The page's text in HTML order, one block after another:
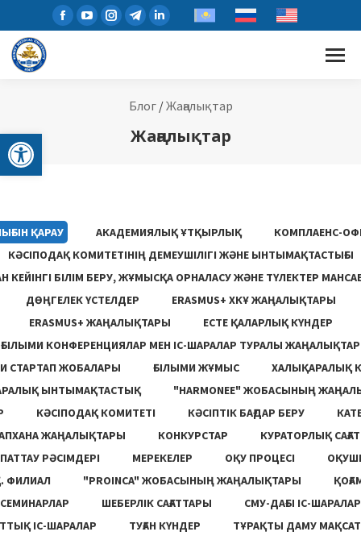
Open toolbar
Блог/Жаңалықтар
Жаңалықтар
ҚАРАУ АКАДЕМИЯЛЫҚ ҰТҚЫРЛЫҚ
КОМПЛАЕНС-
КӘСІПОДАҚ КОМИТЕТІНІҢ ДЕМЕУШІЛІГІ ЖӘНЕ ЫНТЫМАҚТАСТЫҒЫ
КЕЙІНГІ БІЛІМ БЕРУ, ЖҰМЫСҚА ОРНАЛАСУ ЖƏНЕ ТҮЛЕКТЕР
ДӨҢГЕЛЕК ҮСТЕЛДЕР
ERASMUS+ ХКҰ ЖАҢАЛЫҚТАРЫ
ERASMUS+ ЖАҢАЛЫҚТАРЫ
ЕСТЕ ҚАЛАРЛЫҚ КҮНДЕР
ҒЫЛЫМИ КОНФЕРЕНЦИЯЛАР МЕН ІС-ШАРАЛАР ТУРАЛЫ ЖАҢАЛЫҚТАР
СТАРТАП ЖОБАЛАРЫ
ҒЫЛЫМИ ЖҰМЫС
ХАЛЫҚАРАЛЫҚ
ЫНТЫМАҚТАСТЫҚ
"HARMONEE" ЖОБАСЫНЫҢ
КӘСІПОДАҚ КОМИТЕТІ КӘСІПТІК БАҒДАР БЕРУ
ЖАҢАЛЫҚТАРЫ
КОНКУРСТАР
КУРАТОРЛЫҚ
РӘСІМДЕРІ
МЕРЕКЕЛЕР ОҚУ ПРОЦЕСІ
ФИЛИАЛ
"PROINCA" ЖОБАСЫНЫҢ ЖАҢАЛЫҚТАРЫ
СЕМИНАРЛАР
ШЕБЕРЛІК САҒАТТАРЫ
СМУ-ДАҒЫ ІС-ШАРАЛАР
ІС-ШАРАЛАР
ТУҒАН КҮНДЕР
ТҰРАҚТЫ ДАМУ